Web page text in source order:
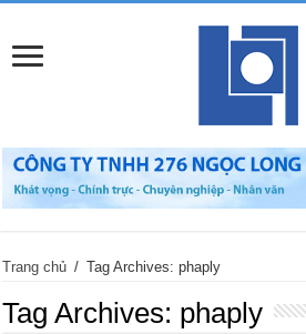
Trang chủ / Tag Archives: phaply
Tag Archives: phaply